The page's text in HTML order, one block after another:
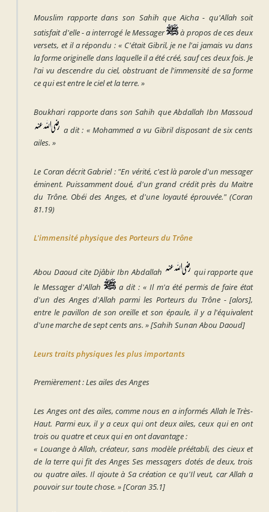
Mouslim rapporte dans son Sahih que Aïcha - qu'Allah soit
satisfait d'elle - a interrogé le Messager
à propos de ces deux
versets, et il a répondu :« C'était Gibril, je ne l'ai jamais vu dans
la forme originelle dans laquelle il a été créé, sauf ces deux fois. Je
l'ai vu descendre du ciel, obstruant de l'immensité de sa forme
ce qui est entre le ciel et la terre. »
Boukhari rapporte dans son Sahih que Abdallah Ibn Massoud
a dit : « Mohammed a vu Gibril disposant de six cents
ailes. »
Le Coran décrit Gabriel : "En vérité, c'est là parole d'un messager
éminent. Puissamment doué, d'un grand crédit près du Maitre
du Trône. Obéi des Anges, et d'une loyauté éprouvée."(Coran
81.19)
L'immensité physique des Porteurs du Trône
Abou Daoud cite Djâbir Ibn Abdallah
qui rapporte que
le Messager d'Allah
a dit : « Il m'a été permis de faire état
d'un des Anges d'Allah parmi les Porteurs du Trône - [alors],
entre le pavillon de son oreille et son épaule, il y a l'équivalent
d'une marche de sept cents ans. »[Sahih Sunan Abou Daoud]
Leurs traits physiques les plus importants
Premièrement : Les ailes des Anges
Les Anges ont des ailes, comme nous en a informés Allah le Très-
Haut. Parmi eux, il y a ceux qui ont deux ailes, ceux qui en ont
trois ou quatre et ceux qui en ont davantage :
« Louange à Allah, créateur, sans modèle préétabli, des cieux et
de la terre qui fit des Anges Ses messagers dotés de deux, trois
ou quatre ailes. Il ajoute à Sa création ce qu'Il veut, car Allah a
pouvoir sur toute chose. »[Coran 35.1]